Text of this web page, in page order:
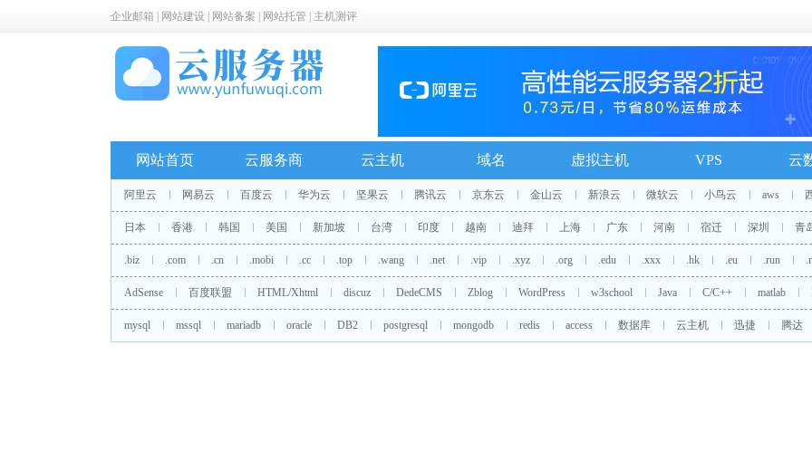
企业邮箱 网站建设 网站备案 网站托管 主机测评
网站首页 云服务商 云主机 域名 虚拟主机 VPS 云
阿里云 网易云 百度云 华为云 坚果云 腾讯云 京东云 金山云 新浪云 微软云 小鸟云 aws
日本 香港 韩国 美国 新加坡 台湾 印度 越南 迪拜 上海 广东 河南 宿迁 深圳 青
.biz .com .cn .mobi .cc .top .wang .net .vip .xyz .org .edu .xxx .hk .eu .run
AdSense 百度联盟 HTML/Xhtml discuz DedeCMS Zblog WordPress w3school Java C/C++ matlab
mysql mssql mariadb oracle DB2 postgresql mongodb redis access 数据库 云主机 迅捷 腾达